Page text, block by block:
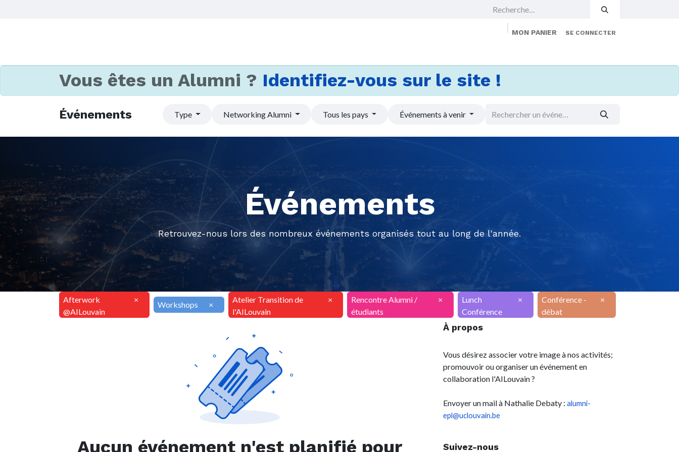
MON PANIER SE CONNECTER
Vous êtes un Alumni ? Identifiez-vous sur le site !
Événements Type Networking Alumni Tous les pays Événements à venir
Événements
Retrouvez-nous lors des nombreux événements organisés tout au long de l'année.
Afterwork
@AILouvain
×
Workshops ×
Atelier Transition de
l'AILouvain
×
Rencontre Alumni /
étudiants
×
Lunch
Conférence
×
Conférence -
débat
×
Aucun événement n'est planifié pour
À propos
Vous désirez associer votre image à nos activités;
promouvoir ou organiser un événement en
collaboration l'AILouvain ?
Envoyer un mail à Nathalie Debaty : alumni-
epl@uclouvain.be
Suivez-nous